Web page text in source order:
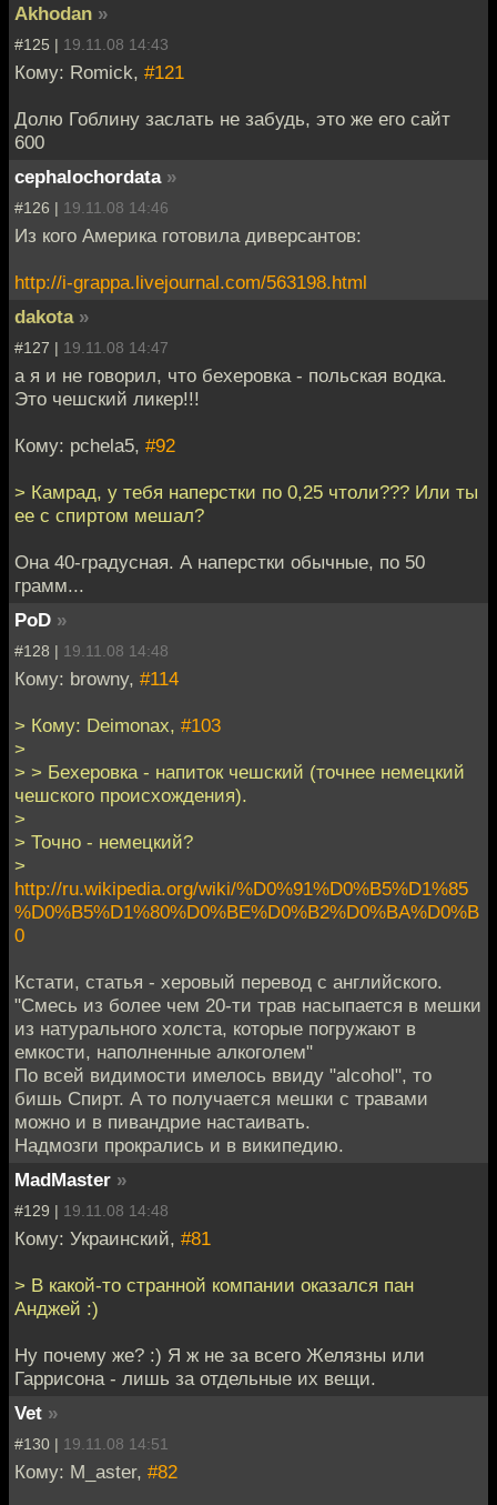
Akhodan »
#125 | 19.11.08 14:43
Кому: Romick, #121
Долю Гоблину заслать не забудь, это же его сайт
600
cephalochordata »
#126 | 19.11.08 14:46
Из кого Америка готовила диверсантов:
http://i-grappa.livejournal.com/563198.html
dakota »
#127 | 19.11.08 14:47
а я и не говорил, что бехеровка - польская водка.
Это чешский ликер!!!
Кому: pchela5, #92
> Камрад, у тебя наперстки по 0,25 чтоли??? Или ты
ее с спиртом мешал?
Она 40-градусная. А наперстки обычные, по 50
грамм...
PoD »
#128 | 19.11.08 14:48
Кому: browny, #114
> Кому: Deimonax, #103
>
> > Бехеровка - напиток чешский (точнее немецкий
чешского происхождения).
>
> Точно - немецкий?
>
http://ru.wikipedia.org/wiki/%D0%91%D0%B5%D1%85
%D0%B5%D1%80%D0%BE%D0%B2%D0%BA%D0%B
0
Кстати, статья - херовый перевод с английского.
"Смесь из более чем 20-ти трав насыпается в мешки
из натурального холста, которые погружают в
емкости, наполненные алкоголем"
По всей видимости имелось ввиду "alcohol", то
бишь Спирт. А то получается мешки с травами
можно и в пивандрие настаивать.
Надмозги прокрались и в википедию.
MadMaster »
#129 | 19.11.08 14:48
Кому: Украинский, #81
> В какой-то странной компании оказался пан
Анджей :)
Ну почему же? :) Я ж не за всего Желязны или
Гаррисона - лишь за отдельные их вещи.
Vet »
#130 | 19.11.08 14:51
Кому: M_aster, #82